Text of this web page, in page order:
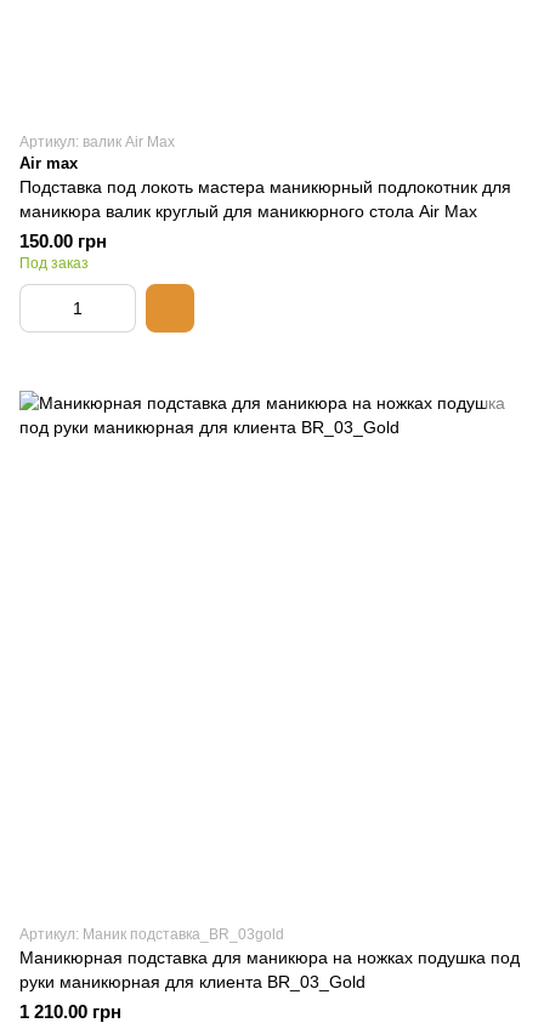
Артикул: валик Air Max
Air max
Подставка под локоть мастера маникюрный подлокотник для
маникюра валик круглый для маникюрного стола Air Max
150.00 грн
Под заказ
Артикул: Маник подставка_BR_03gold
Маникюрная подставка для маникюра на ножках подушка под
руки маникюрная для клиента BR_03_Gold
1 210.00 грн